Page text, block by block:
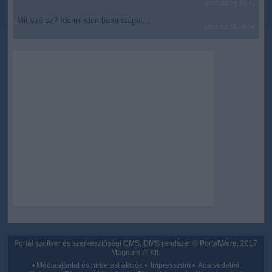
Mit szólsz? Ide minden baromságot...
Portál szoftver és szerkesztőségi CMS, DMS rendszer:© PortalWare, 2017
Magnum IT Kft.
• Médiaajánlat és hirdetési akciók • Impresszum •Adatvédelmi